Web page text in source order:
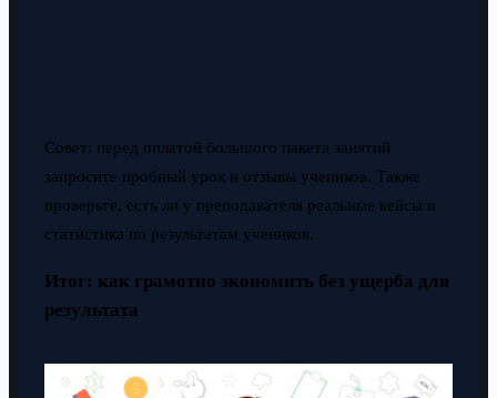
Совет: перед оплатой большого пакета занятий
запросите пробный урок и отзывы учеников. Также
проверьте, есть ли у преподавателя реальные кейсы и
статистика по результатам учеников.
Итог: как грамотно экономить без ущерба для
результата